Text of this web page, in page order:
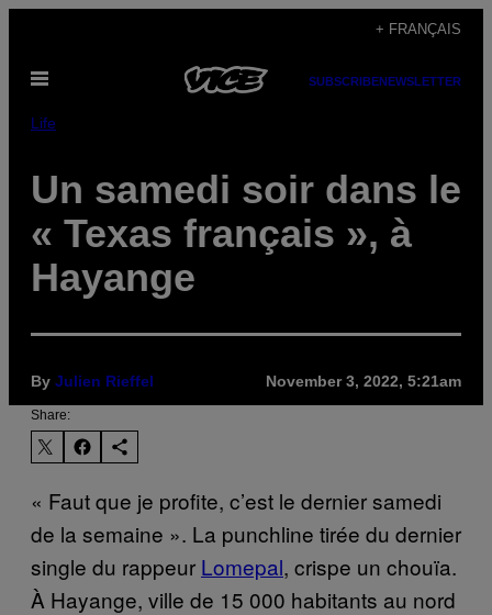
content
+ FRANÇAIS
Open
SUBSCRIBENEWSLETTER
Life
Un samedi soir dans le
« Texas français », à
Hayange
By Julien Rieffel November 3, 2022, 5:21am
Share:
« Faut que je profite, c’est le dernier samedi
de la semaine ». La punchline tirée du dernier
single du rappeur Lomepal, crispe un chouïa.
À Hayange, ville de 15 000 habitants au nord